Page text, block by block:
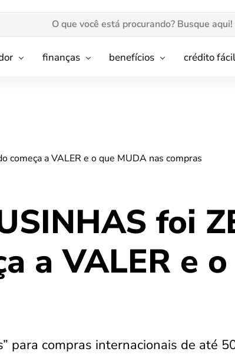
finanças benefícios crédito
começa a VALER e o que MUDA nas compras
foi
a VALER e
para compras internacionais de até